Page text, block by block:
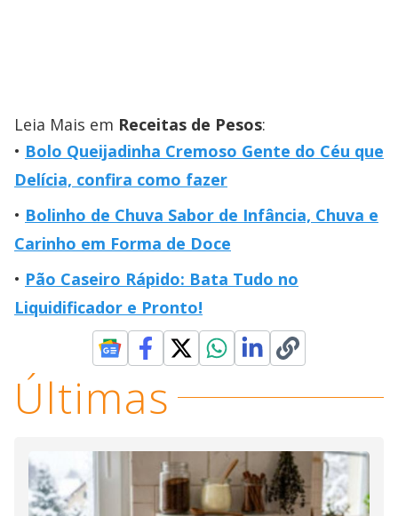
Leia Mais em Receitas de Pesos:
Bolo Queijadinha Cremoso Gente do Céu que
Delícia, confira como fazer
Bolinho de Chuva Sabor de Infância, Chuva e
Carinho em Forma de Doce
Pão Caseiro Rápido: Bata Tudo no
Liquidificador e Pronto!
Últimas